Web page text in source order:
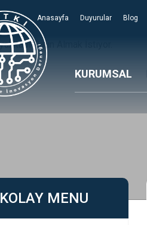
Anasayfa Duyurular Blog
KURUMSAL
KOLAY MENU